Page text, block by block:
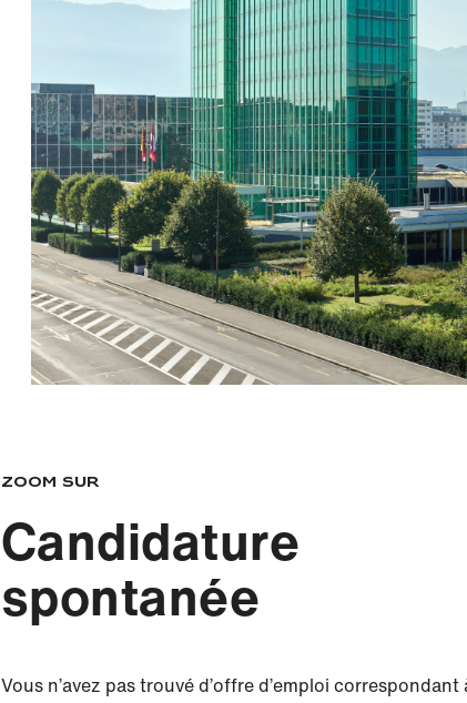
Zoom sur
Candidature
spontanée
Vous n’avez pas trouvé d’offre d’emploi correspondant